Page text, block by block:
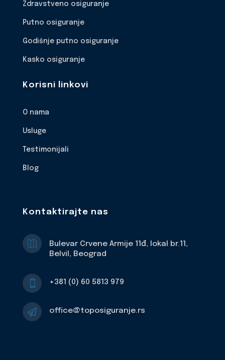
Zdravstveno osiguranje
Putno osiguranje
Godišnje putno osiguranje
Kasko osiguranje
Korisni linkovi
O nama
Usluge
Testimonijali
Blog
Kontaktirajte nas

Bulevar Crvene Armije 11đ, lokal br.11,
Belvil, Beograd
 +381 (0) 60 5813 979
 office@toposiguranje.rs